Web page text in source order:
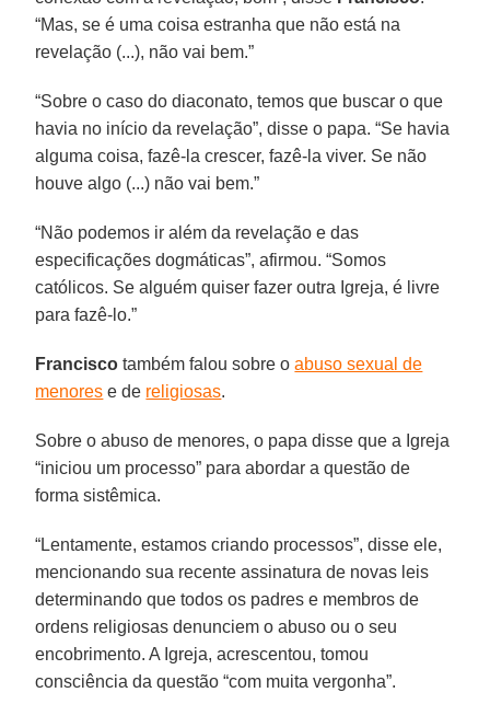
“Mas, se é uma coisa estranha que não está na
revelação (...), não vai bem.”
“Sobre o caso do diaconato, temos que buscar o que
havia no início da revelação”, disse o papa. “Se havia
alguma coisa, fazê-la crescer, fazê-la viver. Se não
houve algo (...) não vai bem.”
“Não podemos ir além da revelação e das
especificações dogmáticas”, afirmou. “Somos
católicos. Se alguém quiser fazer outra Igreja, é livre
para fazê-lo.”
Francisco também falou sobre oabuso sexual de
menores e de religiosas.
Sobre o abuso de menores, o papa disse que a Igreja
“iniciou um processo” para abordar a questão de
forma sistêmica.
“Lentamente, estamos criando processos”, disse ele,
mencionando sua recente assinatura de novas leis
determinando que todos os padres e membros de
ordens religiosas denunciem o abuso ou o seu
encobrimento. A Igreja, acrescentou, tomou
consciência da questão “com muita vergonha”.